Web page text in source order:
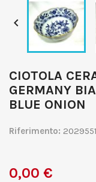

CIOTOLA
GERMANY
BLUE ONION
Riferimento:
0,00 €